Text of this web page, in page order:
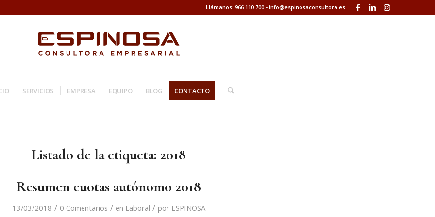
Llámanos: 966 110 700 -info@espinosaconsultora.es
SERVICIOS EMPRESA EQUIPO BLOG CONTACTO
Listado de la etiqueta: 2018
Resumen cuotas autónomo 2018
13/03/2018 / 0 Comentarios / en Laboral / por ESPINOSA